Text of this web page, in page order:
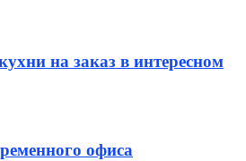
на заказ в интересном
офиса